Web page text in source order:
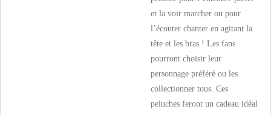
et la voir marcher ou pour
l’écouter chanter en agitant la
tête et les bras ! Les fans
pourront choisir leur
personnage préféré ou les
collectionner tous. Ces
peluches feront un cadeau idéal